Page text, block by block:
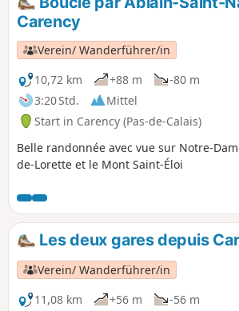
Carency
Verein/ Wanderführer/in
10,72 km
+88 m
-80 m
3:20 Std.
Mittel
Start in Carency (Pas-de-Calais)
Belle randonnée avec vue sur Notre-
de-Lorette et le Mont Saint-Éloi
Les deux gares depuis
Verein/ Wanderführer/in
11,08 km
+56 m
-56 m